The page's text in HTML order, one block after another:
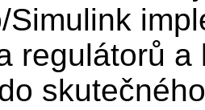
Simulink
regulátorů